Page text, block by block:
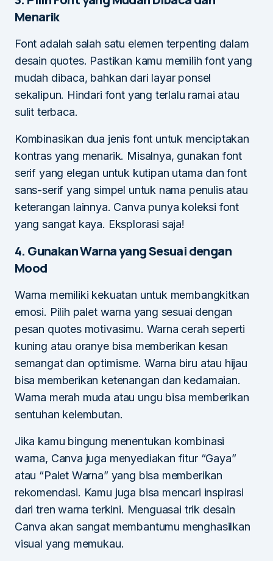
Menarik
Font adalah salah satu elemen terpenting dalam
desain quotes. Pastikan kamu memilih font yang
mudah dibaca, bahkan dari layar ponsel
sekalipun. Hindari font yang terlalu ramai atau
sulit terbaca.
Kombinasikan dua jenis font untuk menciptakan
kontras yang menarik. Misalnya, gunakan font
serif yang elegan untuk kutipan utama dan font
sans-serif yang simpel untuk nama penulis atau
keterangan lainnya. Canva punya koleksi font
yang sangat kaya. Eksplorasi saja!
4. Gunakan Warna yang Sesuai dengan
Mood
Warna memiliki kekuatan untuk membangkitkan
emosi. Pilih palet warna yang sesuai dengan
pesan quotes motivasimu. Warna cerah seperti
kuning atau oranye bisa memberikan kesan
semangat dan optimisme. Warna biru atau hijau
bisa memberikan ketenangan dan kedamaian.
Warna merah muda atau ungu bisa memberikan
sentuhan kelembutan.
Jika kamu bingung menentukan kombinasi
warna, Canva juga menyediakan fitur “Gaya”
atau “Palet Warna” yang bisa memberikan
rekomendasi. Kamu juga bisa mencari inspirasi
dari tren warna terkini. Menguasai trik desain
Canva akan sangat membantumu menghasilkan
visual yang memukau.